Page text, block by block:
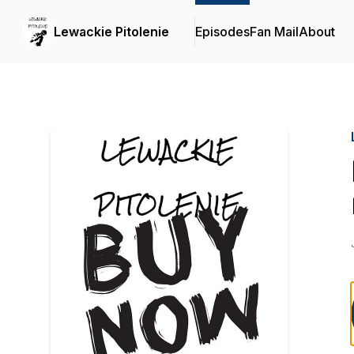
Lewackie Pitolenie EpisodesFan MailAbout